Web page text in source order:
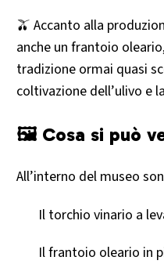
🫒 Accanto alla
anche un frantoio
tradizione ormai quasi
coltivazione dell’ulivo e
🖼 Cosa si può
All’interno del museo
Il torchio vinario a
Il frantoio oleario in